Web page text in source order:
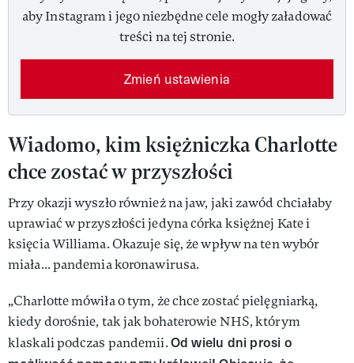
aby Instagram i jego niezbędne cele mogły załadować
treści na tej stronie.
Zmień ustawienia
Wiadomo, kim księżniczka Charlotte
chce zostać w przyszłości
Przy okazji wyszło również na jaw, jaki zawód chciałaby
uprawiać w przyszłości jedyna córka księżnej Kate i
księcia Williama. Okazuje się, że wpływ na ten wybór
miała... pandemia koronawirusa.
„Charlotte mówiła o tym, że chce zostać pielęgniarką,
kiedy dorośnie, tak jak bohaterowie NHS, którym
klaskali podczas pandemii.Od wielu dni prosi o